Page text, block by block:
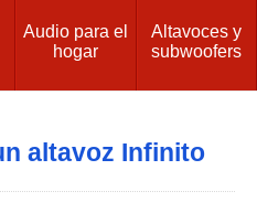
Audio para el
hogar
Altavoces y
subwoofers
altavoz Infinito